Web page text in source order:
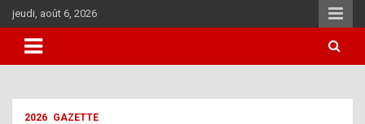
Aller
au
contenu
jeudi, août 6, 2026
i
2026 GAZETTE